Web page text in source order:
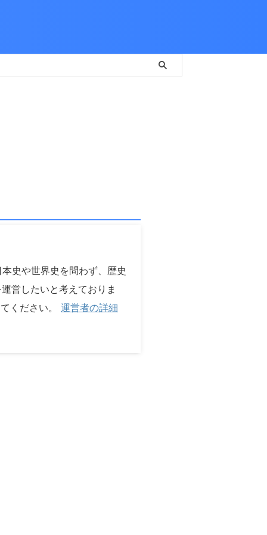
史や世界史を問わず、歴史
営したいと考えておりま
ください。 運営者の詳細